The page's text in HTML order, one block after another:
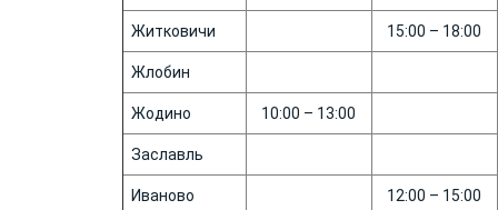
Житковичи 15:00 – 18:00
Жлобин
Жодино 10:00 – 13:00
Заславль
Иваново 12:00 – 15:00